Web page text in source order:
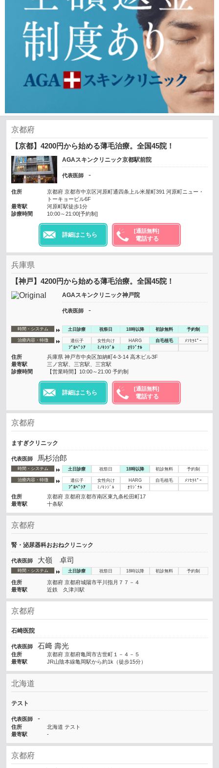
京都府
【京都】4200円から始める薄毛治療。全国45院！
AGAスキンクリニック京都駅前院
代表医師 -
住所
京都府 京都市中京区河原町通四条上ル米屋町391 河原町ニュー・
トーキョービル6F
最寄駅
河原町駅徒歩1分
診療時間
10:00～21:00[予約制]
詳細はこちら
[通話無料]
電話する
兵庫県
【神戸】4200円から始める薄毛治療。全国45院！
AGAスキンクリニック神戸院
代表医師 -
時間・システム 土日診療 祝祭日 18時以降 初診無料 予約制
治療内容・特徴 遺伝子 女性向け HARG 自毛植毛
ﾒｿｾﾗﾋﾟｰ
ﾌﾟﾛﾍﾟｼｱ
ﾐﾉｷｼｼﾞﾙ ｵﾘｼﾞﾅﾙ
住所
兵庫県 神戸市中央区加納町4-3-14 高木ビル3F
最寄駅
三ノ宮駅、三宮駅、三宮駅
診療時間
【営業時間】10:00～21:00 予約制
詳細はこちら
[通話無料]
電話する
京都府
ますぎクリニック
代表医師 馬杉治郎
時間・システム 土日診療 祝祭日 18時以降 初診無料 予約制
治療内容・特徴 遺伝子 女性向け HARG 自毛植毛
ﾒｿｾﾗﾋﾟｰ
ﾌﾟﾛﾍﾟｼｱ
ﾐﾉｷｼｼﾞﾙ ｵﾘｼﾞﾅﾙ
住所
京都府 京都府京都市南区東九条松田町17
最寄駅
十条駅
京都府
腎・泌尿器科おおねクリニック
代表医師 大嶺 卓司
時間・システム 土日診療 祝祭日 18時以降 初診無料 予約制
住所
京都府 京都府城陽市平川指月７７－４
最寄駅
近鉄 久津川駅
京都府
石崎医院
代表医師 石﨑 壽光
住所
京都府 京都府亀岡市古世町１－４－５
最寄駅
JR山陰本線亀岡駅から約1k（徒歩15分）
北海道
テスト
代表医師 -
住所
北海道 テスト
最寄駅
-
京都府